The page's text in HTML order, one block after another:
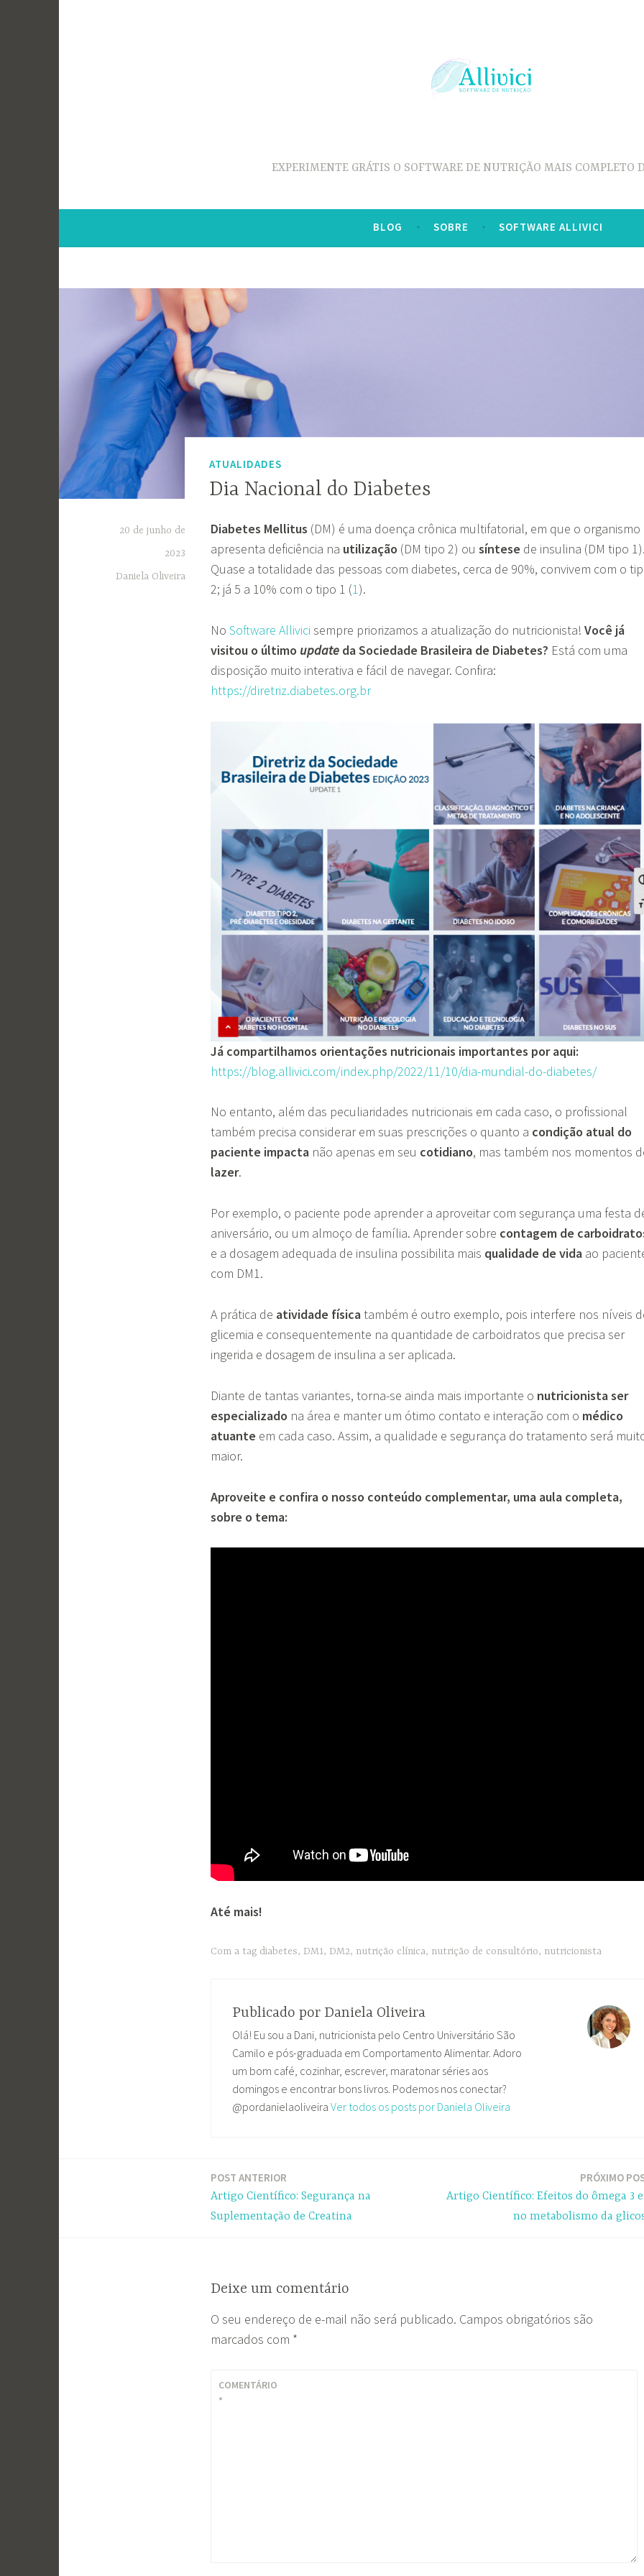
EXPERIMENTE GRÁTIS O SOFTWARE DE NUTRIÇÃO MAIS COMPLETO
BLOG SOBRE SOFTWARE ALLIVICI
ATUALIDADES
Dia Nacional do Diabetes
20 de junho de
2023
Daniela Oliveira
Diabetes Mellitus (DM) é uma doença crônica multifatorial, em que o organismo
apresenta deficiência na utilização (DM tipo 2) ou síntese de insulina (DM tipo
Quase a totalidade das pessoas com diabetes, cerca de 90%, convivem com o
2; já 5 a 10% com o tipo 1 (1).
No Software Allivici sempre priorizamos a atualização do nutricionista! Você já
visitou o último update da Sociedade Brasileira de Diabetes? Está com uma
disposição muito interativa e fácil de navegar. Confira:
https://diretriz.diabetes.org.br
Já compartilhamos orientações nutricionais importantes por aqui:
https://blog.allivici.com/index.php/2022/11/10/dia-mundial-do-diabetes/
No entanto, além das peculiaridades nutricionais em cada caso, o profissional
também precisa considerar em suas prescrições o quanto a condição atual do
paciente impacta não apenas em seu cotidiano, mas também nos momentos
lazer.
Por exemplo, o paciente pode aprender a aproveitar com segurança uma festa
aniversário, ou um almoço de família. Aprender sobre contagem de
e a dosagem adequada de insulina possibilita mais qualidade de vida ao
com DM1.
A prática de atividade físicatambém é outro exemplo, pois interfere nos níveis
glicemia e consequentemente na quantidade de carboidratos que precisa ser
ingerida e dosagem de insulina a ser aplicada.
Diante de tantas variantes, torna-se ainda mais importante o nutricionista ser
especializado na área e manter um ótimo contato e interação com o médico
atuante em cada caso. Assim, a qualidade e segurança do tratamento será
maior.
Aproveite e confira o nosso conteúdo complementar, uma aula completa,
sobre o tema:
Até mais!
Com a tag diabetes, DM1, DM2, nutrição clínica, nutrição de consultório, nutricionista
Publicado por Daniela Oliveira
Olá! Eu sou a Dani, nutricionista pelo Centro Universitário São
Camilo e pós-graduada em Comportamento Alimentar. Adoro
um bom café, cozinhar, escrever, maratonar séries aos
domingos e encontrar bons livros. Podemos nos conectar?
@pordanielaoliveira Ver todos os posts por Daniela Oliveira
POST ANTERIOR
Artigo Científico: Segurança na
Suplementação de Creatina
PRÓXIMO
Artigo Científico: Efeitos do ômega 3
no metabolismo da
Deixe um comentário
O seu endereço de e-mail não será publicado. Campos obrigatórios são
marcados com *
COMENTÁRIO
*